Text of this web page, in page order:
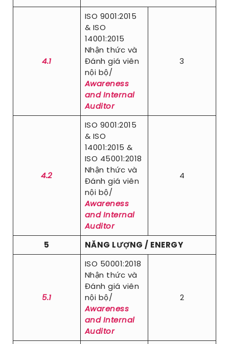
4.1
ISO 9001:2015
& ISO
14001:2015
Nhận thức và
Đánh giá viên
nội bộ/
Awareness
and Internal
Auditor
3
4.2
ISO 9001:2015
& ISO
14001:2015 &
ISO 45001:2018
Nhận thức và
Đánh giá viên
nội bộ/
Awareness
and Internal
Auditor
4
5 NĂNG LƯỢNG / ENERGY
5.1
ISO 50001:2018
Nhận thức và
Đánh giá viên
nội bộ/
Awareness
and Internal
Auditor
2